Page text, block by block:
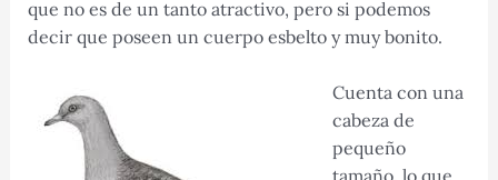
que no es de un tanto atractivo, pero si podemos
decir que poseen un cuerpo esbelto y muy bonito.
Cuenta con una
cabeza de
pequeño